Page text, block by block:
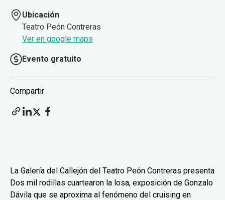
Ubicación
Teatro Peón Contreras
Ver en google maps
Evento gratuito
Compartir
La Galería del Callejón del Teatro Peón Contreras presenta
Dos mil rodillas cuartearon la losa, exposición de Gonzalo
Dávila que se aproxima al fenómeno del cruising en